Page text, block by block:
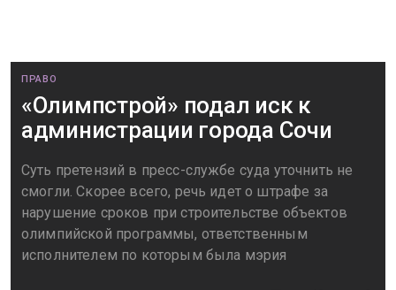
ПРАВО
«Олимпстрой» подал иск к
администрации города Сочи
Суть претензий в пресс-службе суда уточнить не
смогли. Скорее всего, речь идет о штрафе за
нарушение сроков при строительстве объектов
олимпийской программы, ответственным
исполнителем по которым была мэрия